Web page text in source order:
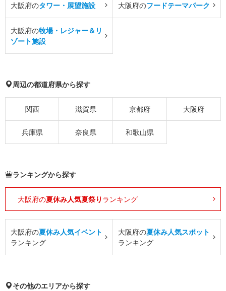
大阪府のタワー・展望施設 大阪府のフードテーマパーク
大阪府の牧場・レジャー＆リ
ゾート施設
周辺の都道府県から探す
関西 滋賀県 京都府 大阪府
兵庫県 奈良県 和歌山県
ランキングから探す
大阪府の夏休み人気夏祭り ランキング
大阪府の夏休み人気イベント
ランキング
大阪府の夏休み人気スポット
ランキング
その他のエリアから探す